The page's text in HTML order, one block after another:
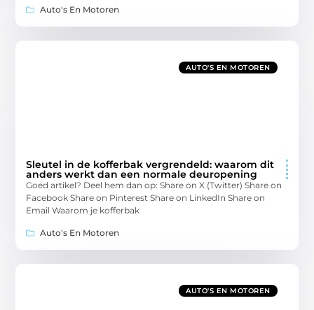
Auto's En Motoren
AUTO'S EN MOTOREN
Sleutel in de kofferbak vergrendeld: waarom dit
anders werkt dan een normale deuropening
Goed artikel? Deel hem dan op: Share on X (Twitter) Share on
Facebook Share on Pinterest Share on LinkedIn Share on
Email Waarom je kofferbak
Auto's En Motoren
AUTO'S EN MOTOREN